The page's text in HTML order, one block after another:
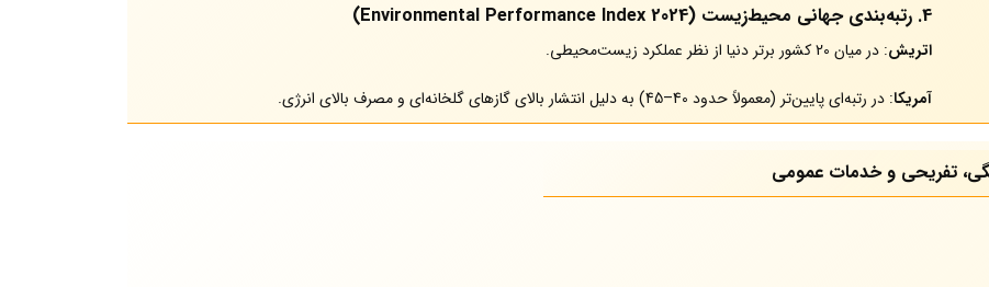
4. رتبه‌بندی جهانی محیط‌زیست (Environmental Performance Index 2024)
اتریش: در میان 20 کشور برتر دنیا از نظر عملکرد زیست‌محیطی.
آمریکا: در رتبه‌ای پایین‌تر (معمولاً حدود 40–45) به دلیل انتشار بالای گازهای گلخانه‌ای و مصرف بالای انرژی.
تفریحی و خدمات عمومی